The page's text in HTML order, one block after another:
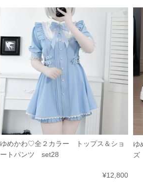
ゆめかわ♡全２カラー トップス＆ショ
ートパンツ set28
¥12,800
ゆ